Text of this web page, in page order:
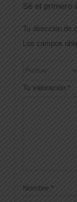
Sé el primero
Tu dirección de
Los campos
Tu valoración *
Nombre *